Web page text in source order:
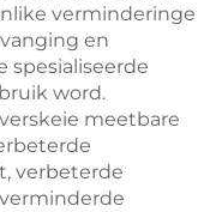
verminderinge
en
spesialiseerde
word.
meetbare
verbeterde